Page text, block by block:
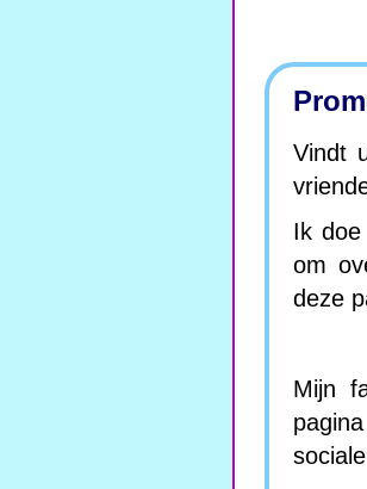
Vindt
Ik
om
deze
Mijn